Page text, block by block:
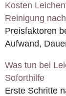
Kosten
Reinigung
Preisfaktoren
Aufwand,
Was tun bei
Soforthilfe
Erste Schritte